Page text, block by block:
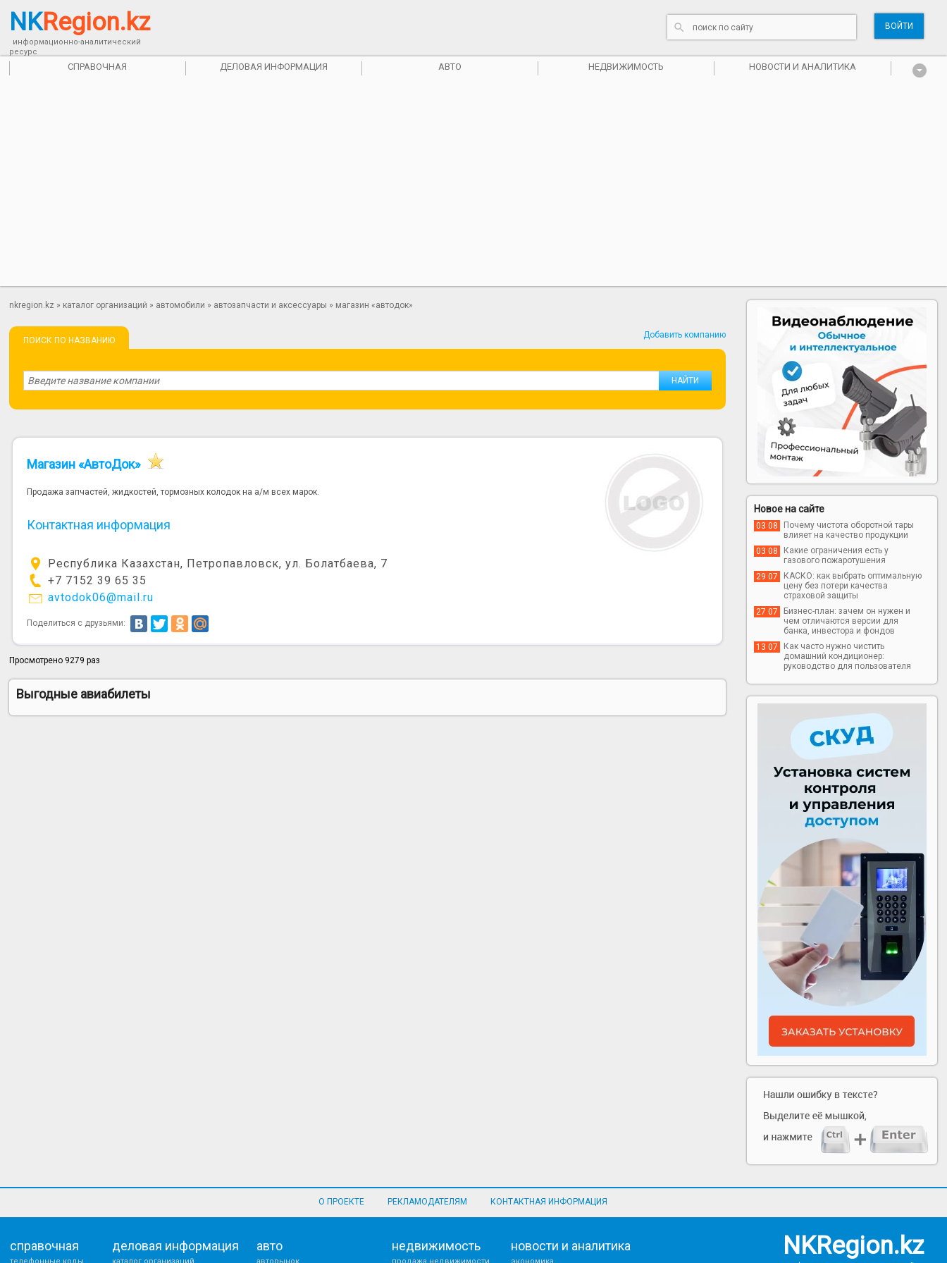
NKRegion.kz
информационно-аналитический
ресурс
ВОЙТИ
СПРАВОЧНАЯ ДЕЛОВАЯ ИНФОРМАЦИЯ АВТО НЕДВИЖИМОСТЬ НОВОСТИ И АНАЛИТИКА
nkregion.kz » каталог организаций » автомобили » автозапчасти и аксессуары » магазин «автодок»
ПОИСК ПО НАЗВАНИЮ
Добавить компанию
Магазин «АвтоДок»
Продажа запчастей, жидкостей, тормозных колодок на а/м всех марок.
Контактная информация
Республика Казахстан, Петропавловск, ул. Болатбаева, 7
+7 7152 39 65 35
avtodok06@mail.ru
Поделиться с друзьями:
Просмотрено 9279 раз
Выгодные авиабилеты
Новое на сайте
03 08
Почему чистота оборотной тары
влияет на качество продукции
03 08
Какие ограничения есть у
газового пожаротушения
29 07
КАСКО: как выбрать оптимальную
цену без потери качества
страховой защиты
27 07
Бизнес-план: зачем он нужен и
чем отличаются версии для
банка, инвестора и фондов
13 07
Как часто нужно чистить
домашний кондиционер:
руководство для пользователя
О ПРОЕКТЕ РЕКЛАМОДАТЕЛЯМ КОНТАКТНАЯ ИНФОРМАЦИЯ
справочная деловая информация авто недвижимость новости и аналитика NKRegion.kz